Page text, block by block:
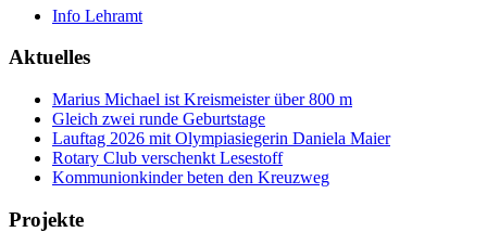
Info Lehramt
Aktuelles
Marius Michael ist Kreismeister über 800 m
Gleich zwei runde Geburtstage
Lauftag 2026 mit Olympiasiegerin Daniela Maier
Rotary Club verschenkt Lesestoff
Kommunionkinder beten den Kreuzweg
Projekte